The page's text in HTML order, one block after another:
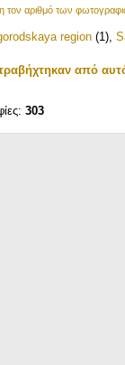
τον αριθμό των
region (1),
από
303